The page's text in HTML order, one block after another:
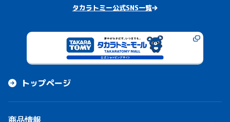
タカラトミー公式SNS一覧
トップページ
商品情報